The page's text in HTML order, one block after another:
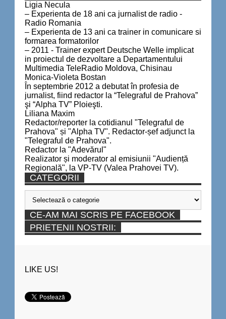
Ligia Necula
– Experienta de 18 ani ca jurnalist de radio -
Radio Romania
– Experienta de 13 ani ca trainer in comunicare si
formarea formatorilor
– 2011 - Trainer expert Deutsche Welle implicat
in proiectul de dezvoltare a Departamentului
Multimedia TeleRadio Moldova, Chisinau
Monica-Violeta Bostan
În septembrie 2012 a debutat în profesia de
jurnalist, fiind redactor la “Telegraful de Prahova”
şi “Alpha TV” Ploieşti.
Liliana Maxim
Redactor/reporter la cotidianul "Telegraful de
Prahova" și "Alpha TV". Redactor-șef adjunct la
"Telegraful de Prahova".
Redactor la "Adevărul"
Realizator și moderator al emisiunii "Audiență
Regională", la VP-TV (Valea Prahovei TV).
CATEGORII
Categorii
CE-AM MAI SCRIS PE FACEBOOK
PRIETENII NOSTRII:
LIKE US!